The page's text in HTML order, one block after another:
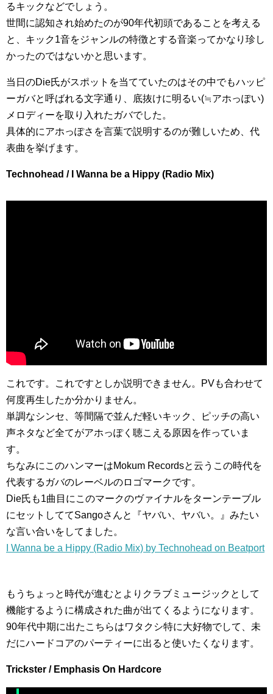
るキックなどでしょう。
世間に認知され始めたのが90年代初頭であることを考える
と、キック1音をジャンルの特徴とする音楽ってかなり珍し
かったのではないかと思います。
当日のDie氏がスポットを当てていたのはその中でもハッピ
ーガバと呼ばれる文字通り、底抜けに明るい(≒アホっぽい)
メロディーを取り入れたガバでした。
具体的にアホっぽさを言葉で説明するのが難しいため、代
表曲を挙げます。
Technohead / I Wanna be a Hippy (Radio Mix)
これです。これですとしか説明できません。PVも合わせて
何度再生したか分かりません。
単調なシンセ、等間隔で並んだ軽いキック、ピッチの高い
声ネタなど全てがアホっぽく聴こえる原因を作っていま
す。
ちなみにこのハンマーはMokum Recordsと云うこの時代を
代表するガバのレーベルのロゴマークです。
Die氏も1曲目にこのマークのヴァイナルをターンテーブル
にセットしててSangoさんと『ヤバい、ヤバい。』みたい
な言い合いをしてました。
I Wanna be a Hippy (Radio Mix) by Technohead on Beatport
もうちょっと時代が進むとよりクラブミュージックとして
機能するように構成された曲が出てくるようになります。
90年代中期に出たこちらはワタクシ特に大好物でして、未
だにハードコアのパーティーに出ると使いたくなります。
Trickster / Emphasis On Hardcore